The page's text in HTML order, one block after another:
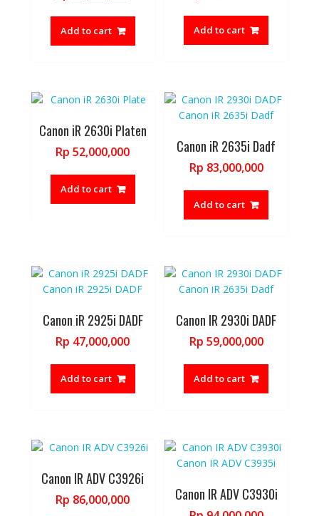
Rp 46,000,000.
Add to cart Add to cart
Canon iR 2630i Platen
Rp 52,000,000
Add to cart
Canon iR 2635i Dadf
Rp 83,000,000
Add to cart
Canon iR 2925i DADF
Rp 47,000,000
Add to cart
Canon IR 2930i DADF
Rp 59,000,000
Add to cart
Canon IR ADV C3926i
Rp 86,000,000 Canon IR ADV C3930i